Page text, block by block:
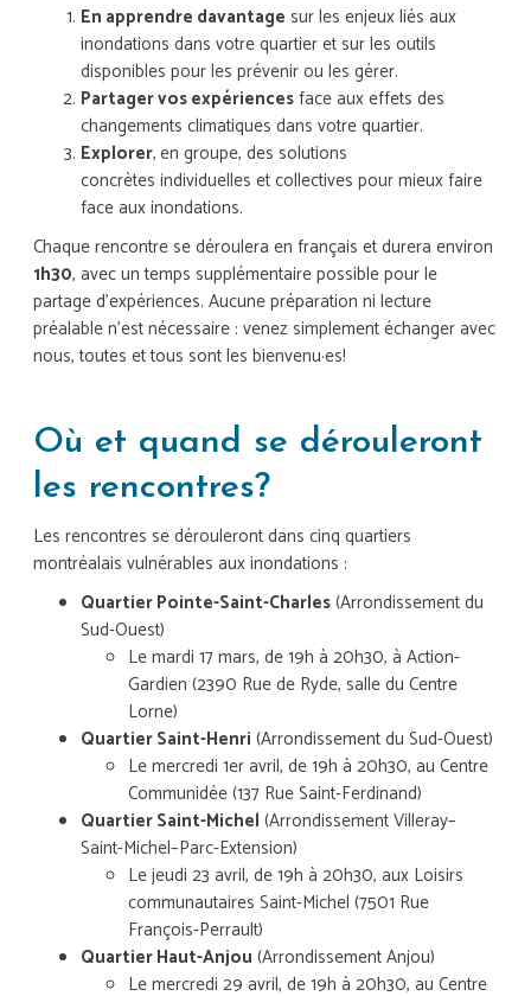
En apprendre davantage sur les enjeux liés aux
inondations dans votre quartier et sur les outils
disponibles pour les prévenir ou les gérer.
Partager vos expériencesface aux effets des
changements climatiques dans votre quartier.
Explorer,en groupe, des solutions
concrètes individuelles et collectives pour mieux faire
face aux inondations.
Chaque rencontre se déroulera en français et durera environ
1h30, avec un temps supplémentaire possible pour le
partage d’expériences.Aucune préparation ni lecture
préalable n’est nécessaire : venez simplement échanger avec
nous, toutes et tous sont les bienvenu·es!
Où et quand se dérouleront
les rencontres?
Les rencontres se dérouleront dans cinq quartiers
montréalais vulnérables aux inondations :
Quartier Pointe-Saint-Charles(Arrondissement du
Sud-Ouest)
Le mardi 17 mars, de 19h à 20h30, à Action-
Gardien (2390 Rue de Ryde, salle du Centre
Lorne)
Quartier Saint-Henri (Arrondissement du Sud-Ouest)
Le mercredi 1er avril, de 19h à 20h30, au Centre
Communidée (137 Rue Saint-Ferdinand)
Quartier Saint-Michel (Arrondissement Villeray–
Saint-Michel–Parc-Extension)
Le jeudi 23 avril, de 19h à 20h30, aux Loisirs
communautaires Saint-Michel (7501 Rue
François-Perrault)
Quartier Haut-Anjou (Arrondissement Anjou)
Le mercredi 29 avril, de 19h à 20h30, au Centre